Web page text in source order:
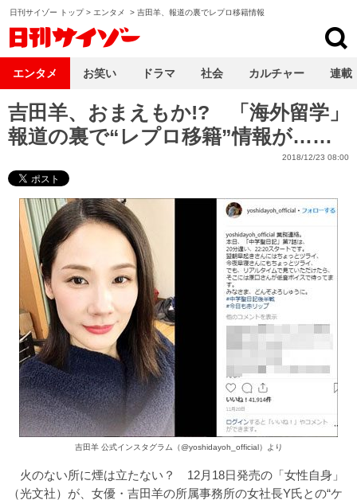
日刊サイゾー トップ> エンタメ > 吉田羊、報道の裏でレプロ移籍情報
吉田羊、おまえもか!? 「海外留学」
報道の裏で“レプロ移籍”情報が……
2018/12/23 08:00
吉田羊 公式インスタグラム（@yoshidayoh_official）より
火のない所に煙は立たない？ 12月18日発売の「女性自身」
（光文社）が、女優・吉田羊の所属事務所の女社長Y氏との“ケ
エンタメ お笑い ドラマ 社会 カルチャー 連載